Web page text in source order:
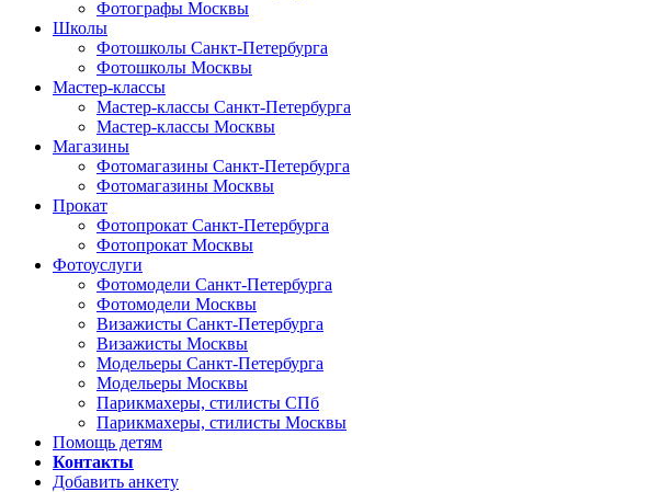
Фотографы Москвы
Школы
Фотошколы Санкт-Петербурга
Фотошколы Москвы
Мастер-классы
Мастер-классы Санкт-Петербурга
Мастер-классы Москвы
Магазины
Фотомагазины Санкт-Петербурга
Фотомагазины Москвы
Прокат
Фотопрокат Санкт-Петербурга
Фотопрокат Москвы
Фотоуслуги
Фотомодели Санкт-Петербурга
Фотомодели Москвы
Визажисты Санкт-Петербурга
Визажисты Москвы
Модельеры Санкт-Петербурга
Модельеры Москвы
Парикмахеры, стилисты СПб
Парикмахеры, стилисты Москвы
Помощь детям
Контакты
Добавить анкету